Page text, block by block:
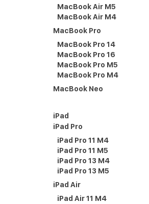
MacBook Air M5
MacBook Air M4
MacBook Pro
MacBook Pro 14
MacBook Pro 16
MacBook Pro M5
MacBook Pro M4
MacBook Neo
iPad
iPad Pro
iPad Pro 11 M4
iPad Pro 11 M5
iPad Pro 13 M4
iPad Pro 13 M5
iPad Air
iPad Air 11 M4